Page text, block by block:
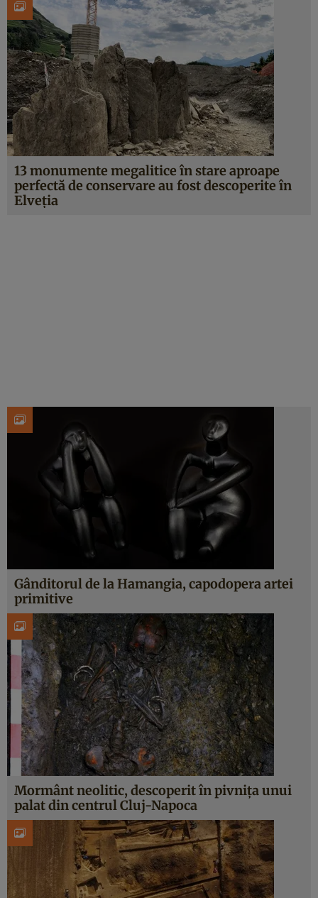
13 monumente megalitice în stare aproape
perfectă de conservare au fost descoperite în
Elveția
Gânditorul de la Hamangia, capodopera artei
primitive
Mormânt neolitic, descoperit în pivnița unui
palat din centrul Cluj-Napoca